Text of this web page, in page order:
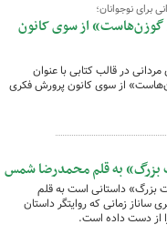
برای نوجوانان؛
گوزن‌هاست» از سوی کانون
در قالب کتابی با عنوان
از سوی کانون پرورش فکری
بزرگ» به قلم محمدرضا شمس
بزرگ» داستانی است به قلم
زمانی که روایتگر داستان
از دست داده است.